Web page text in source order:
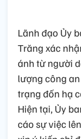
Lãnh đạo Ủy
Trăng xác
ánh từ người
lượng công
trạng đốn hạ
Hiện tại, Ủy
cáo sự việc